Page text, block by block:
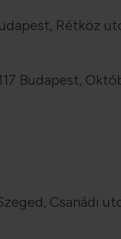
Rétköz
Budapest,
Csanádi